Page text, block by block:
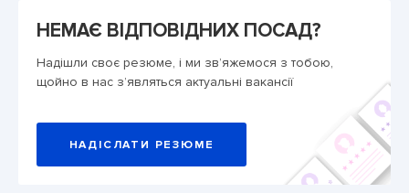
НЕМАЄ ВІДПОВІДНИХ ПОСАД?
Надішли своє резюме, і ми зв’яжемося з тобою,
щойно в нас з’являться актуальні вакансії
НАДІСЛАТИ РЕЗЮМЕ